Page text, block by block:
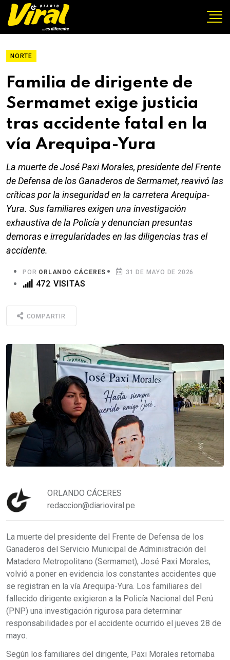
NORTE
Familia de dirigente de
Sermamet exige justicia
tras accidente fatal en la
vía Arequipa-Yura
La muerte de José Paxi Morales, presidente del Frente
de Defensa de los Ganaderos de Sermamet, reavivó las
críticas por la inseguridad en la carretera Arequipa-
Yura. Sus familiares exigen una investigación
exhaustiva de la Policía y denuncian presuntas
demoras e irregularidades en las diligencias tras el
accidente.
POR ORLANDO CÁCERES 31 DE MAYO DE 2026
472 VISITAS
COMPARTIR
ORLANDO CÁCERES
redaccion@diarioviral.pe
La muerte del presidente del Frente de Defensa de los
Ganaderos del Servicio Municipal de Administración del
Matadero Metropolitano (Sermamet), José Paxi Morales,
volvió a poner en evidencia los constantes accidentes que
se registran en la vía Arequipa-Yura. Los familiares del
fallecido dirigente exigieron a la Policía Nacional del Perú
(PNP) una investigación rigurosa para determinar
responsabilidades por el accidente ocurrido el jueves 28 de
mayo.
Según los familiares del dirigente, Paxi Morales retornaba